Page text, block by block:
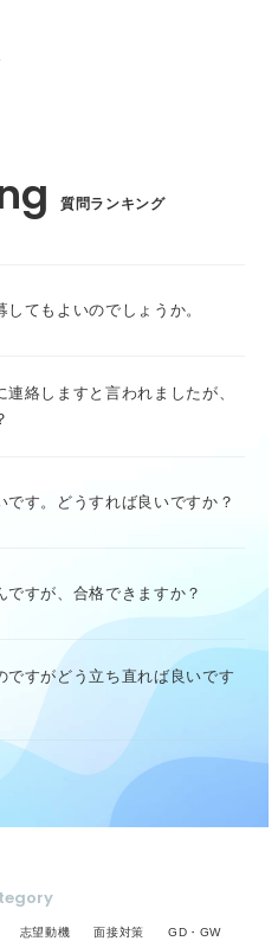
質問ランキング
てもよいのでしょうか。
絡しますと言われましたが、
です。どうすれば良いですか？
すが、合格できますか？
ですがどう立ち直れば良いです
志望動機 面接対策 GD・GW